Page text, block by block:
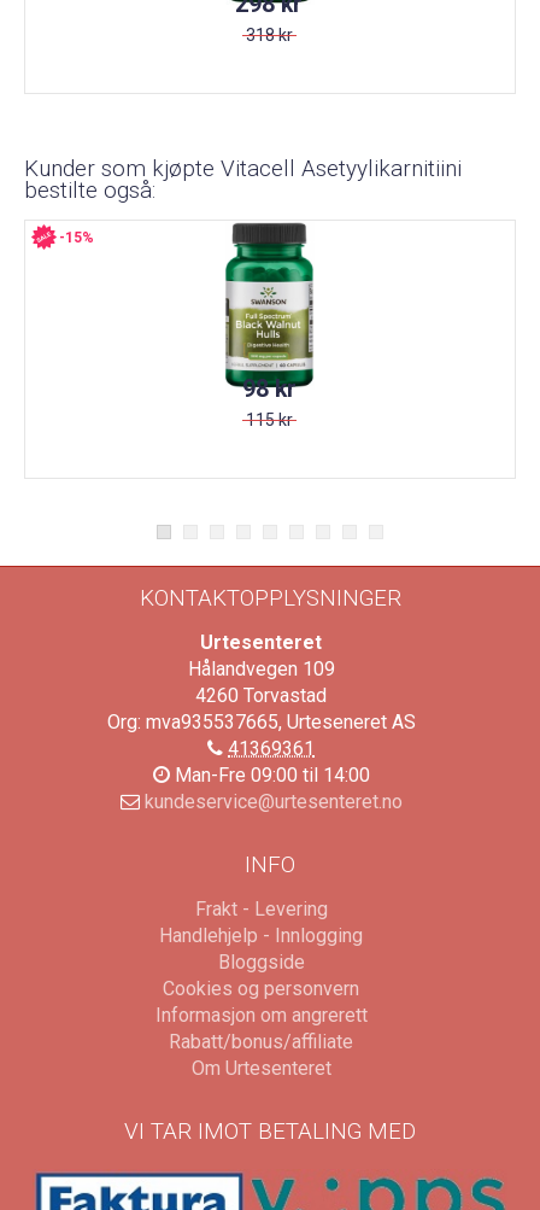
318 kr
Kunder som kjøpte Vitacell Asetyylikarnitiini
bestilte også:
98 kr
115 kr
-15%
KONTAKTOPPLYSNINGER
Urtesenteret
Hålandvegen 109
4260 Torvastad
Org: mva935537665, Urteseneret AS
41369361
Man-Fre 09:00 til 14:00
kundeservice@urtesenteret.no
INFO
Frakt - Levering
Handlehjelp - Innlogging
Bloggside
Cookies og personvern
Informasjon om angrerett
Rabatt/bonus/affiliate
Om Urtesenteret
VI TAR IMOT BETALING MED